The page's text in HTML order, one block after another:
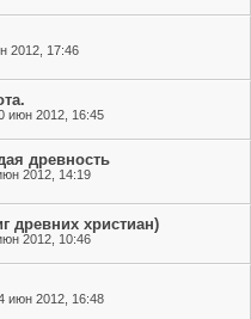
2012, 17:46
июн 2012, 16:45
древность
2012, 14:19
древних христиан)
2012, 10:46
июн 2012, 16:48